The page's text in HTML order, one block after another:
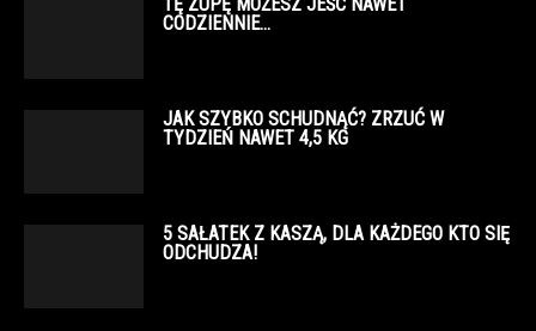
TĘ ZUPĘ MOŻESZ JEŚĆ NAWET
CODZIENNIE…
JAK SZYBKO SCHUDNĄĆ? ZRZUĆ W
TYDZIEŃ NAWET 4,5 KG
5 SAŁATEK Z KASZĄ, DLA KAŻDEGO KTO SIĘ
ODCHUDZA!